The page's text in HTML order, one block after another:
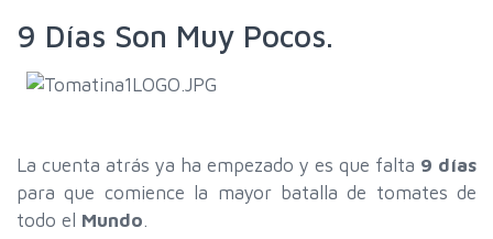
9 Días Son Muy Pocos.
La cuenta atrás ya ha empezado y es que falta 9 días
para que comience la mayor batalla de tomates de
todo el Mundo.